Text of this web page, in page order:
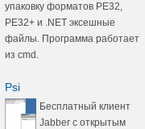
упаковку форматов PE32,
PE32+ и .NET эксешные
файлы. Программа работает
из cmd.
Psi
Бесплатный клиент
Jabber с открытым